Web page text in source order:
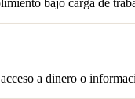
bajo carga de
a dinero o